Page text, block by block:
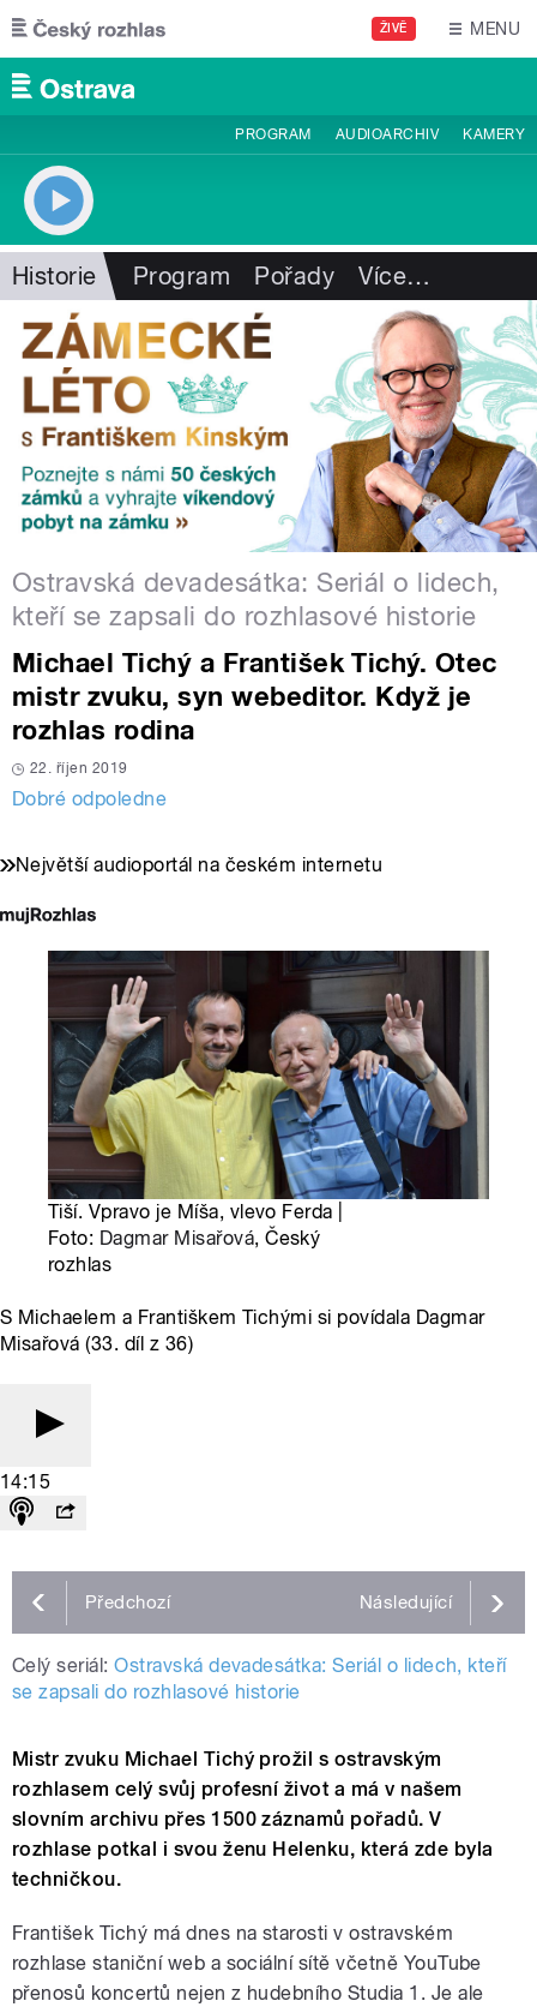
Přejít k hlavnímu obsahu
ŽIVĚ MENU
PROGRAM AUDIOARCHIV KAMERY
Historie Program Pořady Více…
Ostravská devadesátka: Seriál o lidech,
kteří se zapsali do rozhlasové historie
Michael Tichý a František Tichý. Otec
mistr zvuku, syn webeditor. Když je
rozhlas rodina
22. říjen 2019
Dobré odpoledne
Největší audioportál na českém internetu
Tiší. Vpravo je Míša, vlevo Ferda |
Foto: Dagmar Misařová, Český
rozhlas
S Michaelem a Františkem Tichými si povídala Dagmar
Misařová (33. díl z 36)
14:15
Předchozí Následující
Celý seriál: Ostravská devadesátka: Seriál o lidech, kteří
se zapsali do rozhlasové historie
Mistr zvuku Michael Tichý prožil s ostravským
rozhlasem celý svůj profesní život a má v našem
slovním archivu přes 1500 záznamů pořadů. V
rozhlase potkal i svou ženu Helenku, která zde byla
techničkou.
František Tichý má dnes na starosti v ostravském
rozhlase staniční web a sociální sítě včetně YouTube
přenosů koncertů nejen z hudebního Studia 1. Je ale